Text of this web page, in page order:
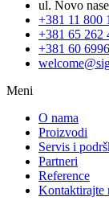
ul. Novo
+381 11 800
+381 65 262
+381 60
Meni
O nama
Proizvodi
Servis i
Partneri
Reference
Kontaktirajte